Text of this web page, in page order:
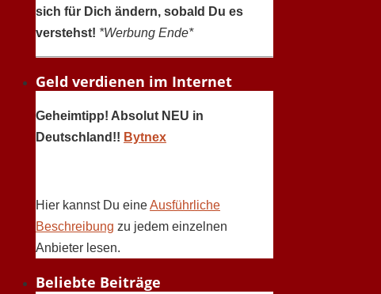
sich für Dich ändern, sobald Du es
verstehst! *Werbung Ende*
Geld verdienen im Internet
Geheimtipp! Absolut NEU in
Deutschland!! Bytnex
Hier kannst Du eineAusführliche
Beschreibung zu jedem einzelnen
Anbieter lesen.
Beliebte Beiträge